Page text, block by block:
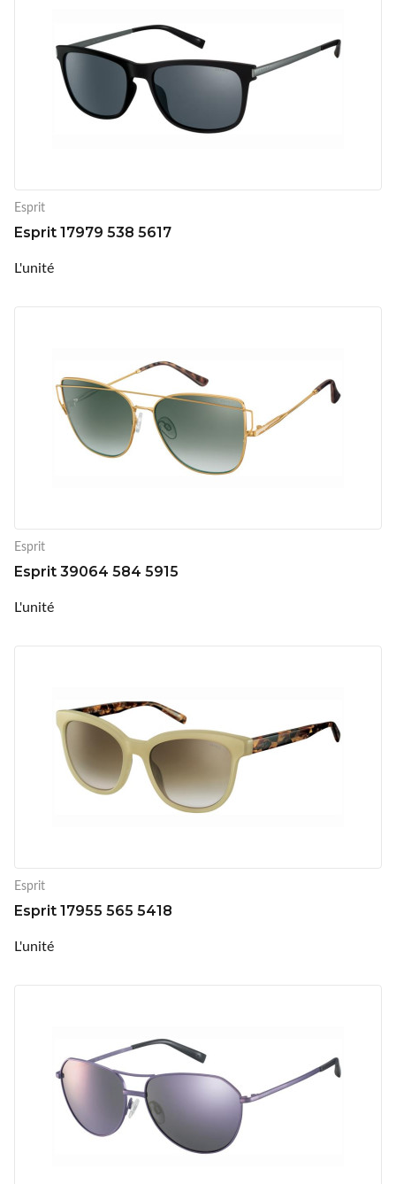
Esprit
Esprit 17979 538 5617
L'unité
Esprit
Esprit 39064 584 5915
L'unité
Esprit
Esprit 17955 565 5418
L'unité